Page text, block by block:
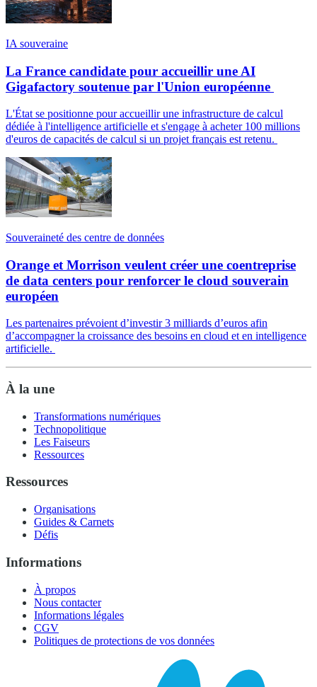
IA souveraine
La France candidate pour accueillir une AI
Gigafactory soutenue par l'Union européenne
L'État se positionne pour accueillir une infrastructure de calcul
dédiée à l'intelligence artificielle et s'engage à acheter 100 millions
d'euros de capacités de calcul si un projet français est retenu.
Souveraineté des centre de données
Orange et Morrison veulent créer une coentreprise
de data centers pour renforcer le cloud souverain
européen
Les partenaires prévoient d’investir 3 milliards d’euros afin
d’accompagner la croissance des besoins en cloud et en intelligence
artificielle.
À la une
Transformations numériques
Technopolitique
Les Faiseurs
Ressources
Ressources
Organisations
Guides & Carnets
Défis
Informations
À propos
Nous contacter
Informations légales
CGV
Politiques de protections de vos données